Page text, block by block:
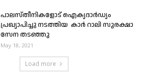
പാലസ്തീനികളോട് ഐക്യദാർഡ്യം
പ്രഖ്യാപിച്ചു നടത്തിയ കാർ റാലി സുരക്ഷാ
സേന തടഞ്ഞു
May 18, 2021
Load more